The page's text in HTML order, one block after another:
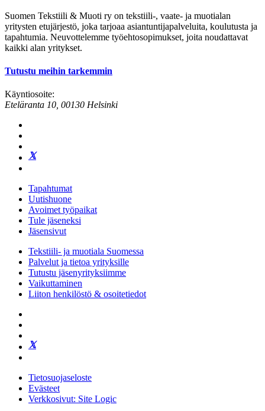
Suomen Tekstiili & Muoti ry on tekstiili-, vaate- ja muotialan
yritysten etujärjestö, joka tarjoaa asiantuntijapalveluita, koulutusta ja
tapahtumia. Neuvottelemme työehtosopimukset, joita noudattavat
kaikki alan yritykset.
Tutustu meihin tarkemmin
Käyntiosoite:
Eteläranta 10, 00130 Helsinki
Tapahtumat
Uutishuone
Avoimet työpaikat
Tule jäseneksi
Jäsensivut
Tekstiili- ja muotiala Suomessa
Palvelut ja tietoa yrityksille
Tutustu jäsenyrityksiimme
Vaikuttaminen
Liiton henkilöstö & osoitetiedot
Tietosuojaseloste
Evästeet
Verkkosivut: Site Logic